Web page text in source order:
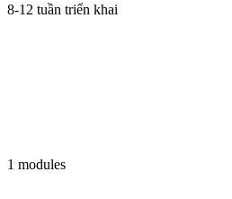
8-12 tuần triển khai
1 modules